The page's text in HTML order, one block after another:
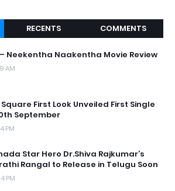
RECENTS COMMENTS
– Neekentha Naakentha Movie Review
AM
Square First Look Unveiled First Single
September
PM
Star Hero Dr.Shiva Rajkumar’s
Rangal to Release in Telugu Soon
PM